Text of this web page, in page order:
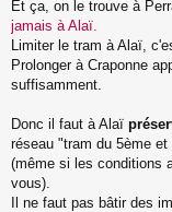
Et ça, on le trouve à
jamais à Alaï.
Limiter le tram à Alaï,
Prolonger à Craponne
suffisamment.
Donc il faut à Alaï
réseau "tram du 5ème et
(même si les conditions
vous).
Il ne faut pas bâtir des